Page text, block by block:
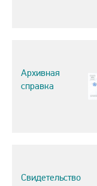
Архивная
справка
Свидетельство